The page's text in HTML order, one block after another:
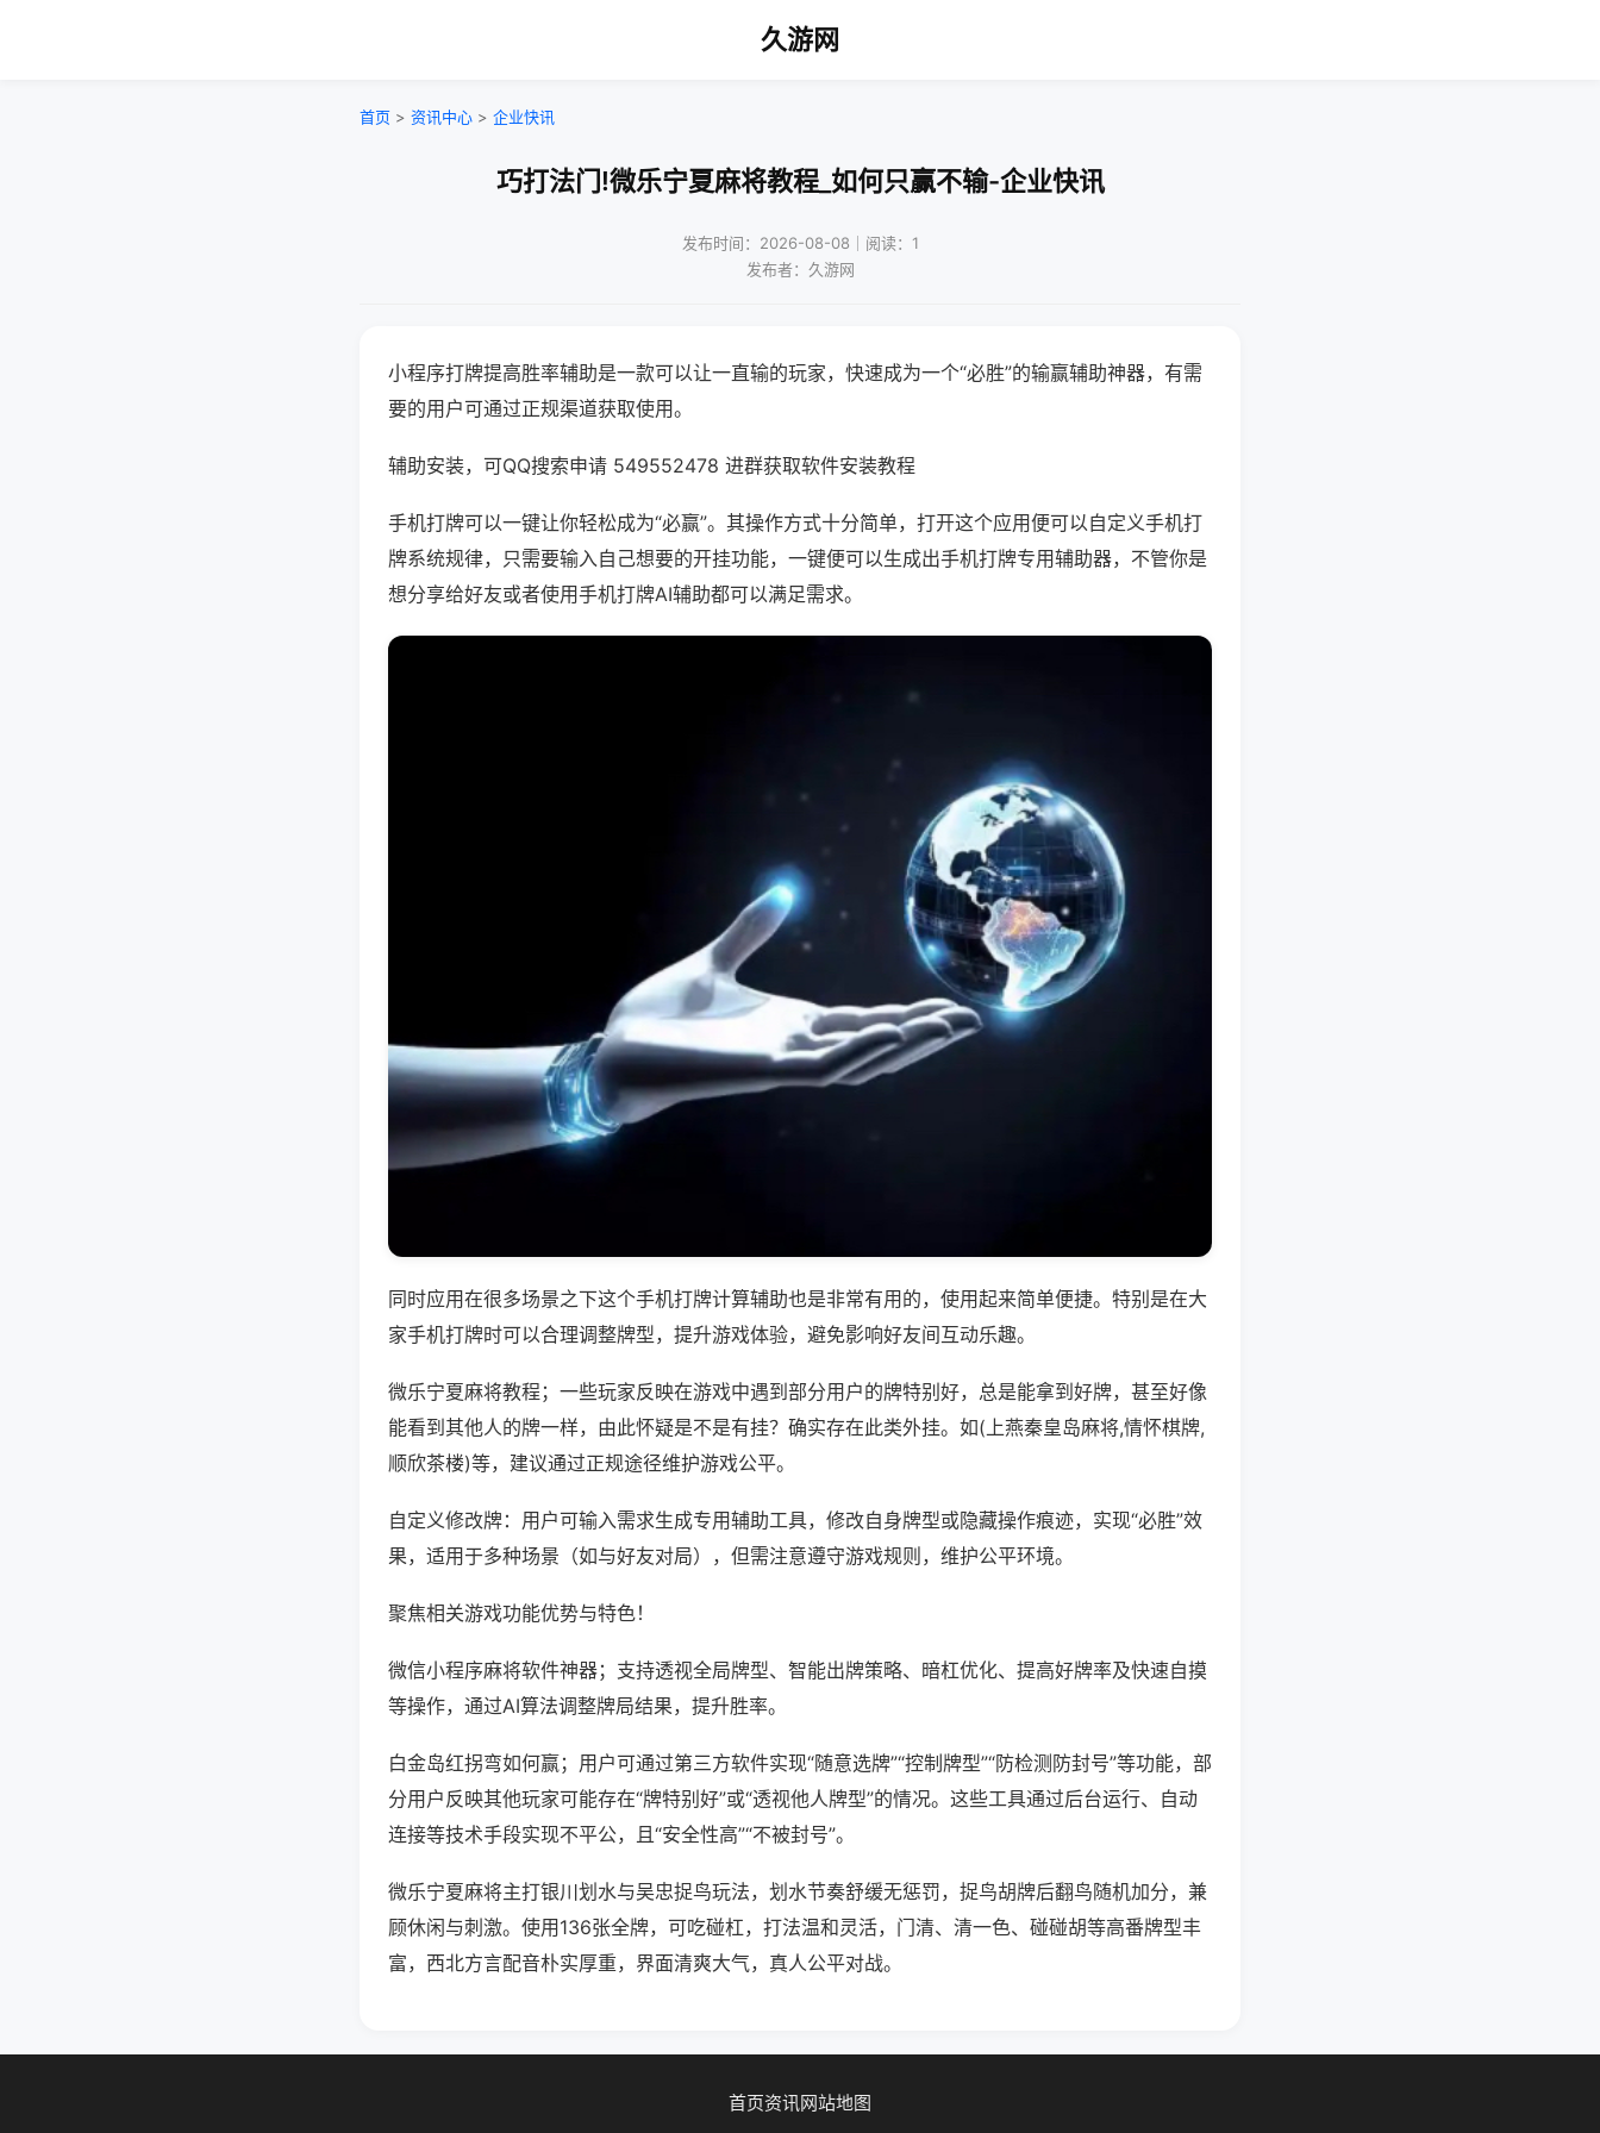
久游网
首页 > 资讯中心 > 企业快讯
巧打法门!微乐宁夏麻将教程_如何只赢不输-企业快讯
发布时间：2026-08-08｜阅读：1
发布者：久游网
小程序打牌提高胜率辅助是一款可以让一直输的玩家，快速成为一个“必胜”的输赢辅助神器，有需
要的用户可通过正规渠道获取使用。
辅助安装，可QQ搜索申请 549552478 进群获取软件安装教程
手机打牌可以一键让你轻松成为“必赢”。其操作方式十分简单，打开这个应用便可以自定义手机打
牌系统规律，只需要输入自己想要的开挂功能，一键便可以生成出手机打牌专用辅助器，不管你是
想分享给好友或者使用手机打牌AI辅助都可以满足需求。
同时应用在很多场景之下这个手机打牌计算辅助也是非常有用的，使用起来简单便捷。特别是在大
家手机打牌时可以合理调整牌型，提升游戏体验，避免影响好友间互动乐趣。
微乐宁夏麻将教程；一些玩家反映在游戏中遇到部分用户的牌特别好，总是能拿到好牌，甚至好像
能看到其他人的牌一样，由此怀疑是不是有挂？确实存在此类外挂。如(上燕秦皇岛麻将,情怀棋牌,
顺欣茶楼)等，建议通过正规途径维护游戏公平。
自定义修改牌：用户可输入需求生成专用辅助工具，修改自身牌型或隐藏操作痕迹，实现“必胜”效
果，适用于多种场景（如与好友对局），但需注意遵守游戏规则，维护公平环境。
聚焦相关游戏功能优势与特色！
微信小程序麻将软件神器；支持透视全局牌型、智能出牌策略、暗杠优化、提高好牌率及快速自摸
等操作，通过AI算法调整牌局结果，提升胜率。
白金岛红拐弯如何赢；用户可通过第三方软件实现“随意选牌”“控制牌型”“防检测防封号”等功能，部
分用户反映其他玩家可能存在“牌特别好”或“透视他人牌型”的情况。这些工具通过后台运行、自动
连接等技术手段实现不平公，且“安全性高”“不被封号”。
微乐宁夏麻将主打银川划水与吴忠捉鸟玩法，划水节奏舒缓无惩罚，捉鸟胡牌后翻鸟随机加分，兼
顾休闲与刺激。使用136张全牌，可吃碰杠，打法温和灵活，门清、清一色、碰碰胡等高番牌型丰
富，西北方言配音朴实厚重，界面清爽大气，真人公平对战。
首页资讯网站地图